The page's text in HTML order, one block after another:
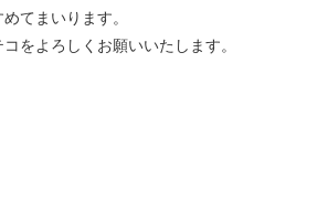
てまいります。
をよろしくお願いいたします。